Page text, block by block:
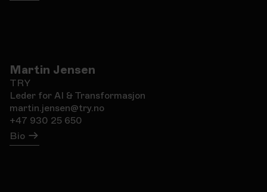
Martin Jensen
TRY
Leder for AI & Transformasjon
martin.jensen@try.no
+47 930 25 650
Bio